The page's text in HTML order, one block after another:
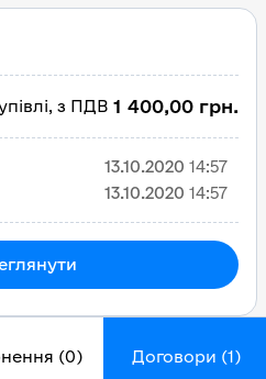
(0) Договори (1)
з ПДВ 1 400,00 грн.
13.10.2020 14:57
13.10.2020 14:57